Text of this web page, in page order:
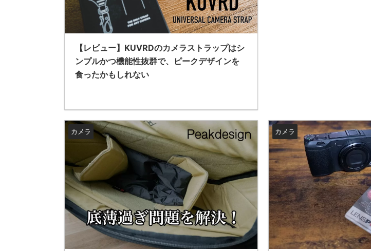
【レビュー】KUVRDのカメラストラップはシ
ンプルかつ機能性抜群で、ピークデザインを
食ったかもしれない
カメラ カメラ